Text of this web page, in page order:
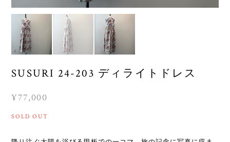
SUSURI 24-203 ディライトドレス
¥77,000
SOLD OUT